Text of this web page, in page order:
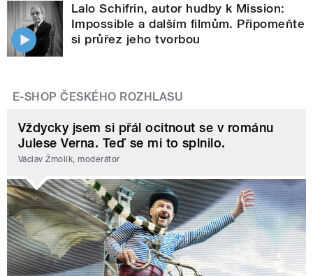
Lalo Schifrin, autor hudby k Mission:
Impossible a dalším filmům. Připomeňte
si průřez jeho tvorbou
E-SHOP ČESKÉHO ROZHLASU
Vždycky jsem si přál ocitnout se v románu
Julese Verna. Teď se mi to splnilo.
Václav Žmolík, moderátor